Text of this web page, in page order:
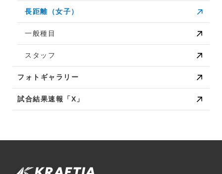
長距離（女子）
一般種目
スタッフ
フォトギャラリー
試合結果速報「X」